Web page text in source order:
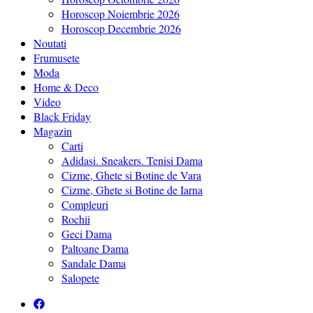
Horoscop Noiembrie 2026
Horoscop Decembrie 2026
Noutati
Frumusete
Moda
Home & Deco
Video
Black Friday
Magazin
Carti
Adidasi. Sneakers. Tenisi Dama
Cizme, Ghete si Botine de Vara
Cizme, Ghete si Botine de Iarna
Compleuri
Rochii
Geci Dama
Paltoane Dama
Sandale Dama
Salopete